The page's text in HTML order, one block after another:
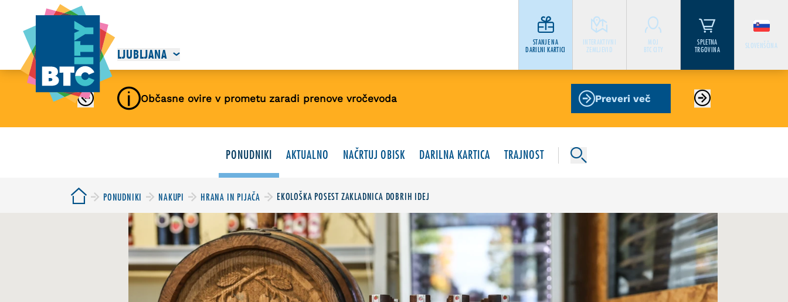
STANJE NA
DARILNI KARTICI
INTERAKTIVNI
ZEMLJEVID
MOJ
BTC CITY
SPLETNA
TRGOVINA
SLOVENŠČINA
LJUBLJANA
Občasne ovire v prometu zaradi prenove vročevoda Preveri več
PONUDNIKI AKTUALNO NAČRTUJ OBISK DARILNA KARTICA TRAJNOST
PONUDNIKI NAKUPI HRANA IN PIJAČA EKOLOŠKA POSEST ZAKLADNICA DOBRIH IDEJ